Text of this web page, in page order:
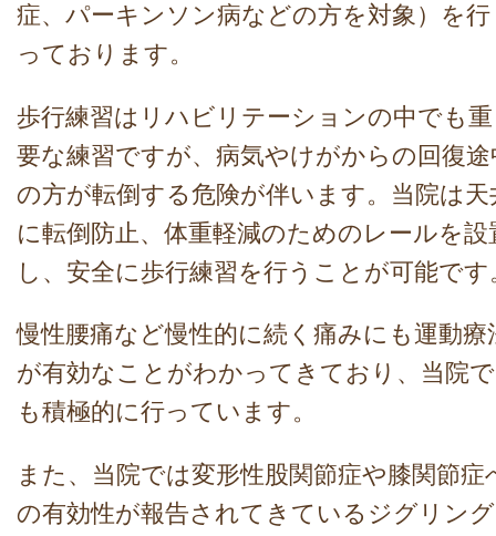
症、パーキンソン病などの方を対象）を行
っております。
歩行練習はリハビリテーションの中でも重
要な練習ですが、病気やけがからの回復途
の方が転倒する危険が伴います。当院は天
に転倒防止、体重軽減のためのレールを設
し、安全に歩行練習を行うことが可能です
慢性腰痛など慢性的に続く痛みにも運動療
が有効なことがわかってきており、当院で
も積極的に行っています。
また、当院では変形性股関節症や膝関節症
の有効性が報告されてきているジグリング